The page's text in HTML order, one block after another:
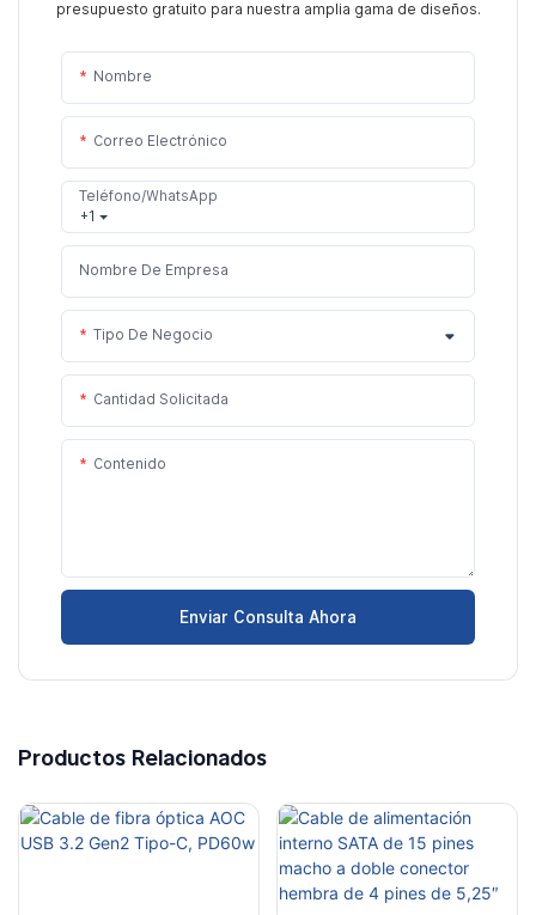
presupuesto gratuito para nuestra amplia gama de diseños.
Nombre
Correo Electrónico
+1
Teléfono/WhatsApp
Nombre De Empresa
Tipo De Negocio
Cantidad Solicitada
Contenido
Enviar Consulta Ahora
Productos Relacionados